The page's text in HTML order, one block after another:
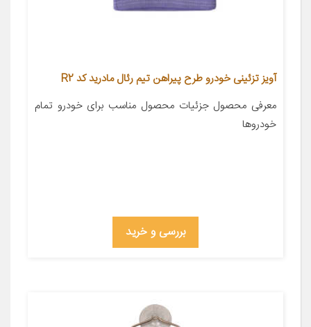
آویز تزئینی خودرو طرح پیراهن تیم رئال مادرید کد R2
معرفی محصول جزئیات محصول مناسب برای خودرو تمام
خودروها
بررسی و خرید